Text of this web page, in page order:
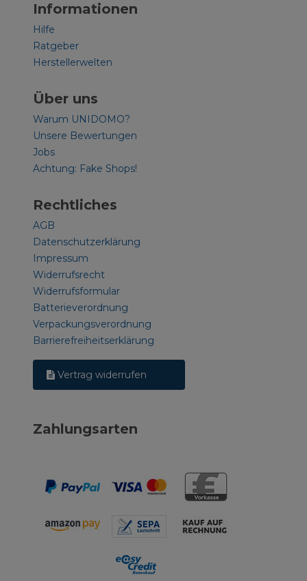
Informationen
Hilfe
Ratgeber
Herstellerwelten
Über uns
Warum UNIDOMO?
Unsere Bewertungen
Jobs
Achtung: Fake Shops!
Rechtliches
AGB
Datenschutzerklärung
Impressum
Widerrufsrecht
Widerrufsformular
Batterieverordnung
Verpackungsverordnung
Barrierefreiheitserklärung
Vertrag widerrufen
Zahlungsarten